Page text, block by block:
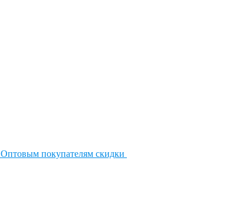
Оптовым покупателям скидки